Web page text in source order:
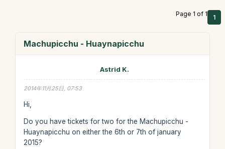
Page 1 of 1 1
Machupicchu - Huaynapicchu
Astrid K.
2014年11月25日, 07:53
Hi,
Do you have tickets for two for the Machupicchu -
Huaynapicchu on either the 6th or 7th of january
2015?